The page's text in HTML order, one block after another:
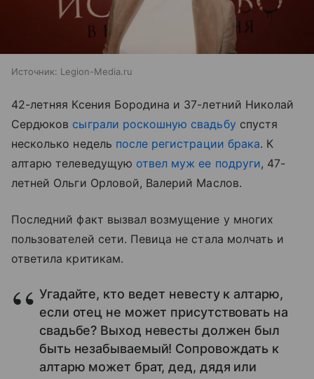
Источник: Legion-Media.ru
42-летняя Ксения Бородина и 37-летний Николай
Сердюков сыграли роскошную свадьбу спустя
несколько недель после регистрации брака. К
алтарю телеведущую отвел муж ее подруги, 47-
летней Ольги Орловой, Валерий Маслов.
Последний факт вызвал возмущение у многих
пользователей сети. Певица не стала молчать и
ответила критикам.
Угадайте, кто ведет невесту к алтарю,
если отец не может присутствовать на
свадьбе? Выход невесты должен был
быть незабываемый! Сопровождать к
алтарю может брат, дед, дядя или